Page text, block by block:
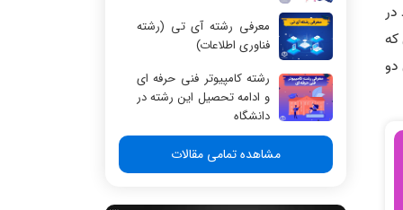
معرفی رشته آی تی (رشته
فناوری اطلاعات)
رشته کامپیوتر فنی حرفه ای
و ادامه تحصیل این رشته در
دانشگاه
مشاهده تمامی مقالات